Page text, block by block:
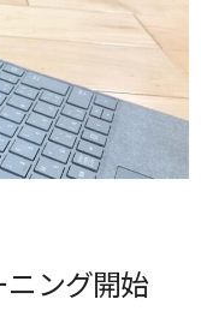
ング開始